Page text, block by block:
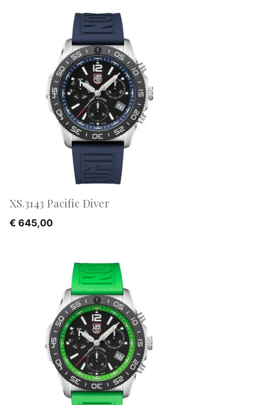
XS.3143 Pacific Diver
€ 645,00